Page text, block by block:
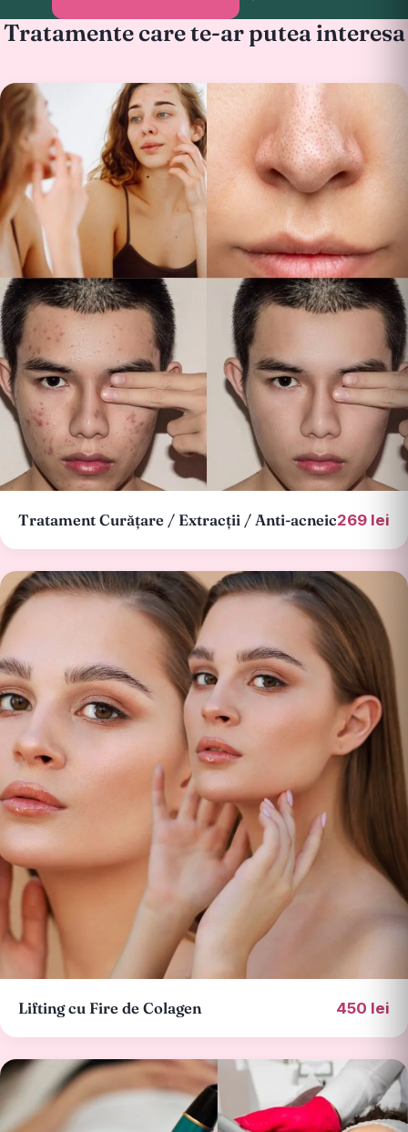
Tratamente care te-ar putea interesa
Tratament Curățare / Extracții / Anti-acneic269 lei
Lifting cu Fire de Colagen 450 lei